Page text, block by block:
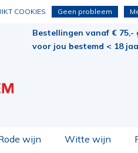
COOKIES Geen probleem
Bestellingen vanaf €
voor jou bestemd < 18
wijn Witte wijn